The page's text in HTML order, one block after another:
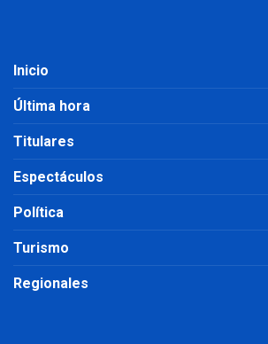
Inicio
Última hora
Titulares
Espectáculos
Política
Turismo
Regionales